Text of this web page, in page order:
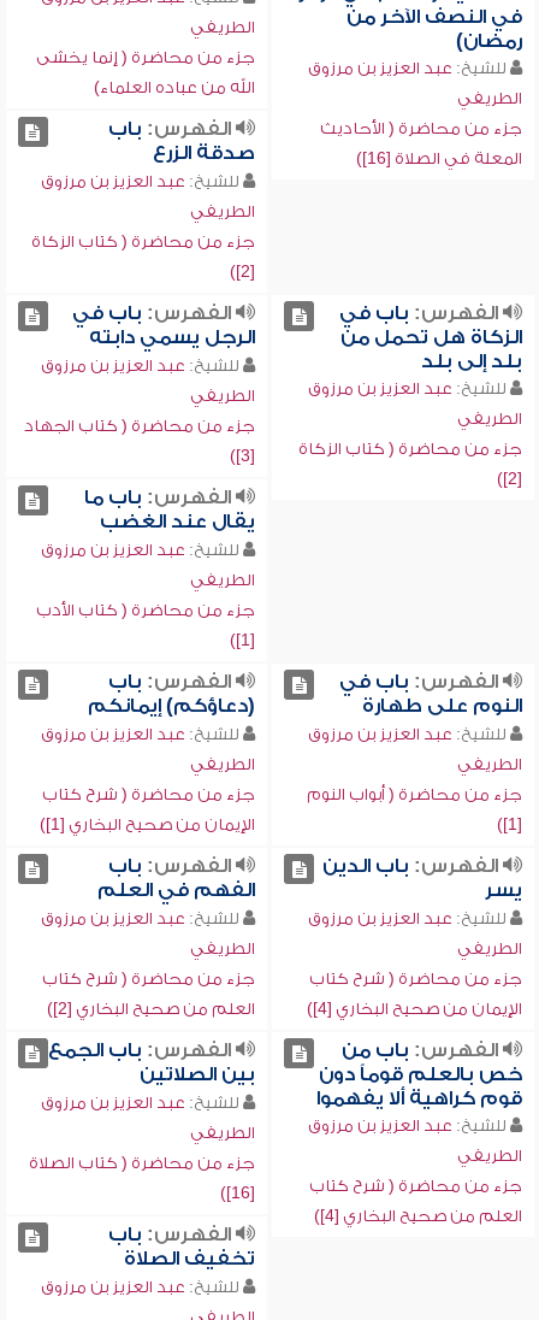
في النصف الآخر من
رمضان)
للشيخ: عبد العزيز بن مرزوق
الطريفي
جزء من محاضرة ( الأحاديث
المعلة في الصلاة [16])
الطريفي
جزء من محاضرة ( إنما يخشى
الله من عباده العلماء)
الفهرس: باب
صدقة الزرع
للشيخ: عبد العزيز بن مرزوق
الطريفي
جزء من محاضرة ( كتاب الزكاة
[2])
الفهرس: باب في
الزكاة هل تحمل من
بلد إلى بلد
للشيخ: عبد العزيز بن مرزوق
الطريفي
جزء من محاضرة ( كتاب الزكاة
[2])
الفهرس: باب في
الرجل يسمي دابته
للشيخ: عبد العزيز بن مرزوق
الطريفي
جزء من محاضرة ( كتاب الجهاد
[3])
الفهرس: باب ما
يقال عند الغضب
للشيخ: عبد العزيز بن مرزوق
الطريفي
جزء من محاضرة ( كتاب الأدب
[1])
الفهرس: باب في
النوم على طهارة
للشيخ: عبد العزيز بن مرزوق
الطريفي
جزء من محاضرة ( أبواب النوم
[1])
الفهرس: باب
(دعاؤكم) إيمانكم
للشيخ: عبد العزيز بن مرزوق
الطريفي
جزء من محاضرة ( شرح كتاب
الإيمان من صحيح البخاري [1])
الفهرس: باب الدين
يسر
للشيخ: عبد العزيز بن مرزوق
الطريفي
جزء من محاضرة ( شرح كتاب
الإيمان من صحيح البخاري [4])
الفهرس: باب
الفهم في العلم
للشيخ: عبد العزيز بن مرزوق
الطريفي
جزء من محاضرة ( شرح كتاب
العلم من صحيح البخاري [2])
الفهرس: باب من
خص بالعلم قوماً دون
قوم كراهية ألا يفهموا
للشيخ: عبد العزيز بن مرزوق
الطريفي
جزء من محاضرة ( شرح كتاب
العلم من صحيح البخاري [4])
الفهرس: باب الجمع
بين الصلاتين
للشيخ: عبد العزيز بن مرزوق
الطريفي
جزء من محاضرة ( كتاب الصلاة
[16])
الفهرس: باب
تخفيف الصلاة
للشيخ: عبد العزيز بن مرزوق